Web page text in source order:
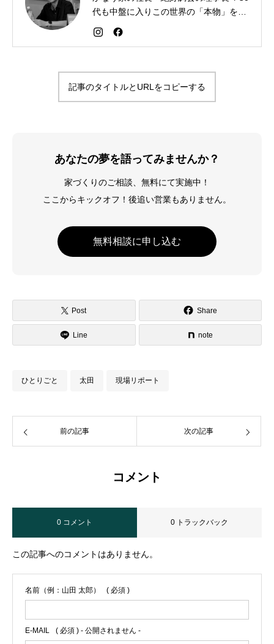
代も中盤に入りこの世界の「本物」を追
求しながら「感謝が人生を変える」こと
を広める生き方を目指している。好きな
記事のタイトルとURLをコピーする
あなたの夢を語ってみませんか？
家づくりのご相談、無料にて実施中！
ここからキックオフ！後追い営業もありません。
無料相談に申し込む
Post Share
Line note
ひとりごと 太田 現場リポート
前の記事 次の記事
コメント
0 コメント 0 トラックバック
この記事へのコメントはありません。
名前（例：山田 太郎） ( 必須 )
E-MAIL ( 必須 ) - 公開されません -